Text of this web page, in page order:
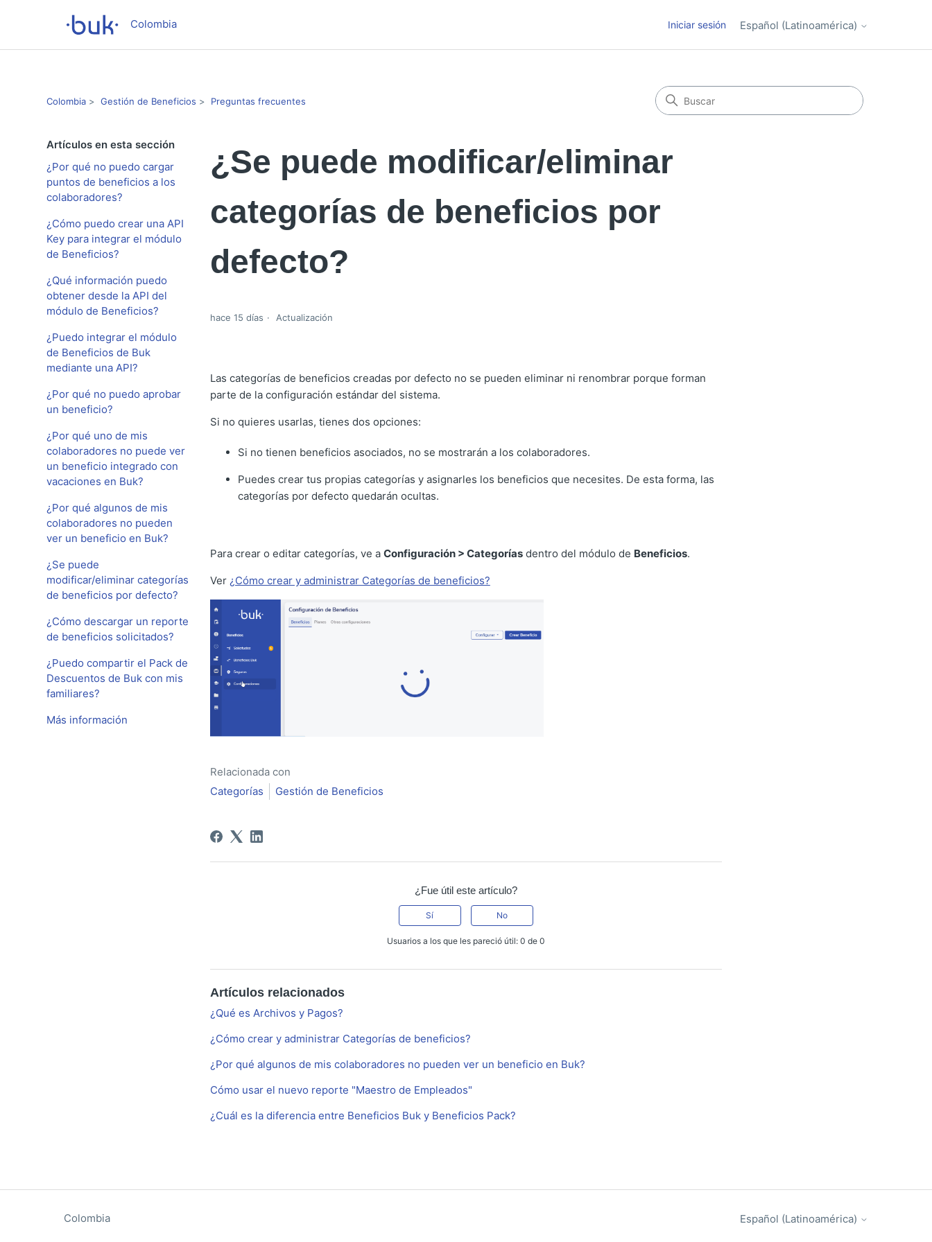
Colombia Iniciar sesión Español (Latinoamérica)
Colombia Gestión de Beneficios Preguntas frecuentes
Artículos en esta sección
¿Por qué no puedo cargar
puntos de beneficios a los
colaboradores?
¿Cómo puedo crear una API
Key para integrar el módulo
de Beneficios?
¿Qué información puedo
obtener desde la API del
módulo de Beneficios?
¿Puedo integrar el módulo
de Beneficios de Buk
mediante una API?
¿Por qué no puedo aprobar
un beneficio?
¿Por qué uno de mis
colaboradores no puede ver
un beneficio integrado con
vacaciones en Buk?
¿Por qué algunos de mis
colaboradores no pueden
ver un beneficio en Buk?
¿Se puede
modificar/eliminar categorías
de beneficios por defecto?
¿Cómo descargar un reporte
de beneficios solicitados?
¿Puedo compartir el Pack de
Descuentos de Buk con mis
familiares?
Más información
¿Se puede modificar/eliminar
categorías de beneficios por
defecto?
hace 15 días Actualización
Las categorías de beneficios creadas por defecto no se pueden eliminar ni renombrar porque forman
parte de la configuración estándar del sistema.
Si no quieres usarlas, tienes dos opciones:
Si no tienen beneficios asociados, no se mostrarán a los colaboradores.
Puedes crear tus propias categorías y asignarles los beneficios que necesites. De esta forma, las
categorías por defecto quedarán ocultas.
Para crear o editar categorías, ve a Configuración > Categoríasdentro del módulo de Beneficios.
Ver ¿Cómo crear y administrar Categorías de beneficios?
Relacionada con
Categorías
Gestión de Beneficios
¿Fue útil este artículo?
Sí No
Usuarios a los que les pareció útil: 0 de 0
Artículos relacionados
¿Qué es Archivos y Pagos?
¿Cómo crear y administrar Categorías de beneficios?
¿Por qué algunos de mis colaboradores no pueden ver un beneficio en Buk?
Cómo usar el nuevo reporte "Maestro de Empleados"
¿Cuál es la diferencia entre Beneficios Buk y Beneficios Pack?
Colombia Español (Latinoamérica)